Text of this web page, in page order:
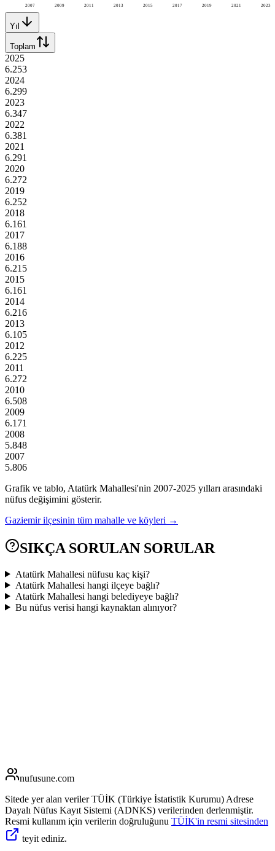
2007 2009 2011 2013 2015 2017 2019 2021 2023
Yıl
Toplam
2025
6.253
2024
6.299
2023
6.347
2022
6.381
2021
6.291
2020
6.272
2019
6.252
2018
6.161
2017
6.188
2016
6.215
2015
6.161
2014
6.216
2013
6.105
2012
6.225
2011
6.272
2010
6.508
2009
6.171
2008
5.848
2007
5.806
Grafik ve tablo, Atatürk Mahallesi'nin 2007-2025 yılları arasındaki
nüfus değişimini gösterir.
Gaziemir ilçesinin tüm mahalle ve köyleri →
SIKÇA SORULAN SORULAR
Atatürk Mahallesi nüfusu kaç kişi?
Atatürk Mahallesi hangi ilçeye bağlı?
Atatürk Mahallesi hangi belediyeye bağlı?
Bu nüfus verisi hangi kaynaktan alınıyor?
nufusune.com
Sitede yer alan veriler TÜİK (Türkiye İstatistik Kurumu) Adrese
Dayalı Nüfus Kayıt Sistemi (ADNKS) verilerinden derlenmiştir.
Resmi kullanım için verilerin doğruluğunu TÜİK'in resmi sitesinden
teyit ediniz.